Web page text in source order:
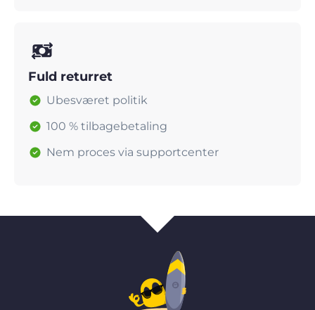
Fuld returret
Ubesværet politik
100 % tilbagebetaling
Nem proces via supportcenter